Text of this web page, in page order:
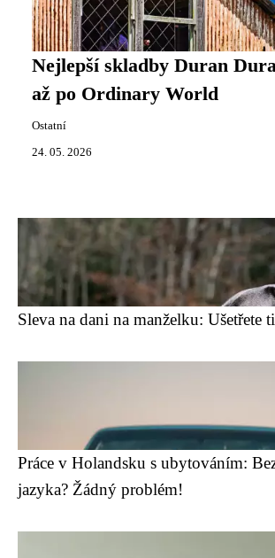
Nejlepší skladby Duran
až po Ordinary World
Ostatní
24. 05. 2026
Sleva na dani na manželku: Ušetřete
Práce v Holandsku s ubytováním:
jazyka? Žádný problém!